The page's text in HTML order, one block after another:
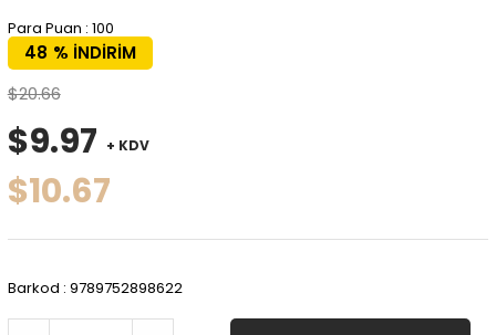
Para Puan : 100
%
48
İNDIRIM
$20.66
$9.97 + KDV
$10.67
Barkod : 9789752898622